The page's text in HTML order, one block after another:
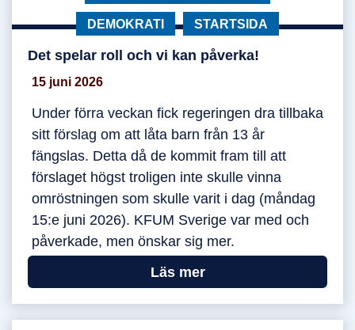
Det spelar roll och vi kan påverka!
Det spelar roll och vi kan påverka!
KATEGORI:
DEMOKRATI KATEGORI:
STARTSIDA
15 juni 2026
Under förra veckan fick regeringen dra tillbaka
sitt förslag om att låta barn från 13 år
fängslas. Detta då de kommit fram till att
förslaget högst troligen inte skulle vinna
omröstningen som skulle varit i dag (måndag
15:e juni 2026). KFUM Sverige var med och
påverkade, men önskar sig mer.
Läs mer